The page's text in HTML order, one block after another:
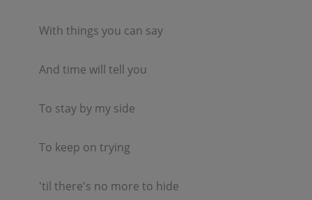
With things you can say
And time will tell you
To stay by my side
To keep on trying
'til there's no more to hide